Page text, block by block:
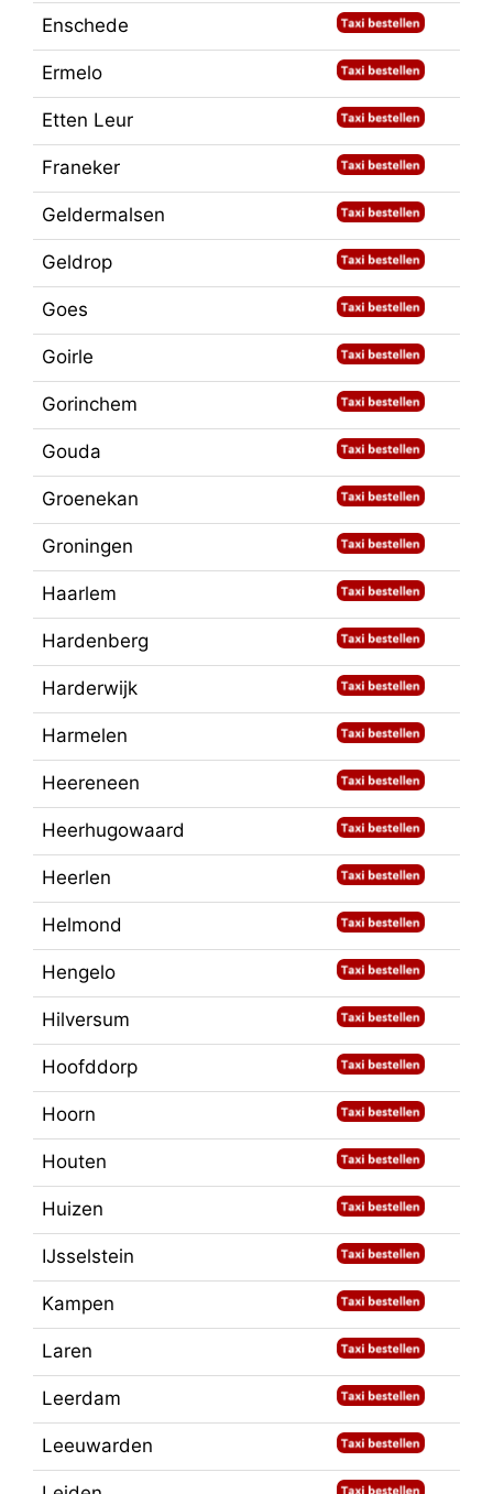
Enschede
Ermelo
Etten Leur
Franeker
Geldermalsen
Geldrop
Goes
Goirle
Gorinchem
Gouda
Groenekan
Groningen
Haarlem
Hardenberg
Harderwijk
Harmelen
Heereneen
Heerhugowaard
Heerlen
Helmond
Hengelo
Hilversum
Hoofddorp
Hoorn
Houten
Huizen
IJsselstein
Kampen
Laren
Leerdam
Leeuwarden